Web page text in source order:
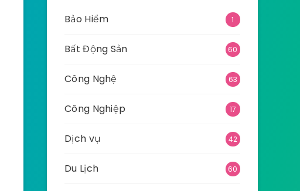
Bảo Hiểm 1
Bất Động Sản 60
Công Nghệ 63
Công Nghiệp 17
Dịch vụ 42
Du Lịch 60